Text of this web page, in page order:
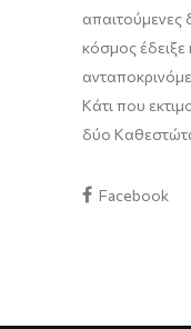
απαιτούμενες
κόσμος
Κάτι που
δύο
Facebook